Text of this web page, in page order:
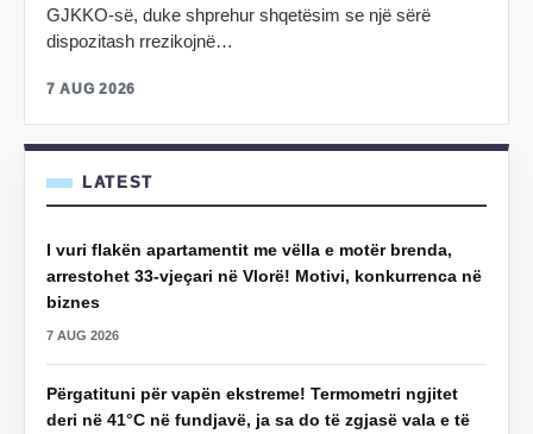
GJKKO-së, duke shprehur shqetësim se një sërë
dispozitash rrezikojnë…
7 AUG 2026
LATEST
I vuri flakën apartamentit me vëlla e motër brenda,
arrestohet 33-vjeçari në Vlorë! Motivi, konkurrenca në
biznes
7 AUG 2026
Përgatituni për vapën ekstreme! Termometri ngjitet
deri në 41°C në fundjavë, ja sa do të zgjasë vala e të